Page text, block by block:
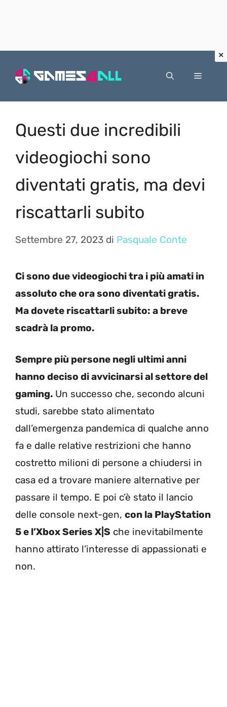
Menu
Questi due incredibili
videogiochi sono
diventati gratis, ma devi
riscattarli subito
Settembre 27, 2023 di Pasquale Conte
Ci sono due videogiochi tra i più amati in
assoluto che ora sono diventati gratis.
Ma dovete riscattarli subito: a breve
scadrà la promo.
Sempre più persone negli ultimi anni
hanno deciso di avvicinarsi al settore del
gaming. Un successo che, secondo alcuni
studi, sarebbe stato alimentato
dall’emergenza pandemica di qualche anno
fa e dalle relative restrizioni che hanno
costretto milioni di persone a chiudersi in
casa ed a trovare maniere alternative per
passare il tempo. E poi c’è stato il lancio
delle console next-gen, con la PlayStation
5 e l’Xbox Series X|S che inevitabilmente
hanno attirato l’interesse di appassionati e
non.